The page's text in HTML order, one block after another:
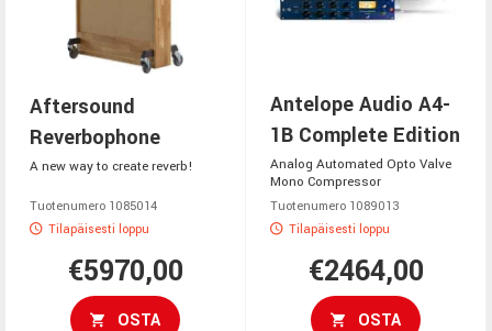
Aftersound
Reverbophone
A new way to create reverb!
Tuotenumero 1085014
Tilapäisesti loppu
€5970,00
OSTA
Antelope Audio A4-
1B Complete Edition
Analog Automated Opto Valve
Mono Compressor
Tuotenumero 1089013
Tilapäisesti loppu
€2464,00
OSTA